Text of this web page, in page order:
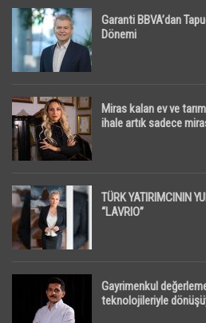
Garanti BBVA’dan
Dönemi
Miras kalan ev ve
ihale artık sadece
TÜRK YATIRIMCININ
“LAVRIO”
Gayrimenkul
teknolojileriyle